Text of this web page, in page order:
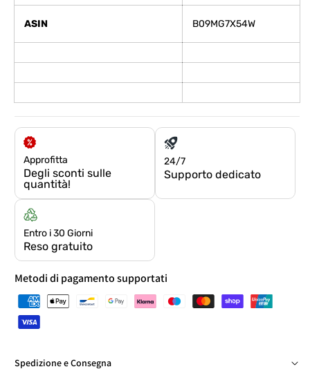
ASIN B09MG7X54W
Approfitta
Degli sconti sulle
quantità!
24/7
Supporto dedicato
Entro i 30 Giorni
Reso gratuito
Metodi di pagamento supportati
Spedizione e Consegna